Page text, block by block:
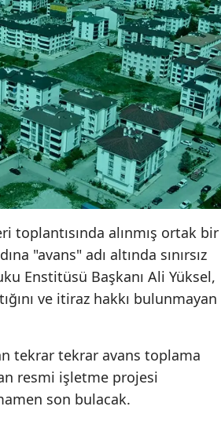
Trabzon
Tunceli
Şanlıurfa
Uşak
Van
Yozgat
Aksaray
Bayburt
Batman
alınmış ortak bir
"avans" adı altında sınırsız
Enstitüsü Başkanı Ali Yüksel,
ve itiraz hakkı bulunmayan
tekrar tekrar avans toplama
resmi işletme projesi
son bulacak.